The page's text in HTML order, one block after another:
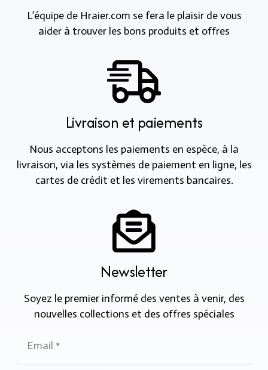
L’équipe de Hraier.com se fera le plaisir de vous
aider à trouver les bons produits et offres
Livraison et paiements
Nous acceptons les paiements en espèce, à la
livraison, via les systèmes de paiement en ligne, les
cartes de crédit et les virements bancaires.
Newsletter
Soyez le premier informé des ventes à venir, des
nouvelles collections et des offres spéciales